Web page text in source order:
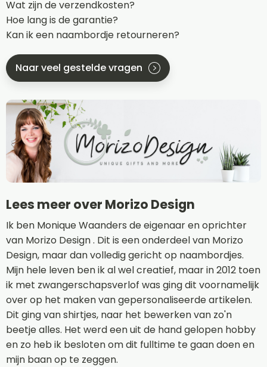
Wat zijn de verzendkosten?
Hoe lang is de garantie?
Kan ik een naambordje retourneren?
Naar veel gestelde vragen
Lees meer over Morizo Design
Ik ben Monique Waanders de eigenaar en oprichter
van Morizo Design . Dit is een onderdeel van Morizo
Design, maar dan volledig gericht op naambordjes.
Mijn hele leven ben ik al wel creatief, maar in 2012 toen
ik met zwangerschapsverlof was ging dit voornamelijk
over op het maken van gepersonaliseerde artikelen.
Dit ging van shirtjes, naar het bewerken van zo'n
beetje alles. Het werd een uit de hand gelopen hobby
en zo heb ik besloten om dit fulltime te gaan doen en
mijn baan op te zeggen.